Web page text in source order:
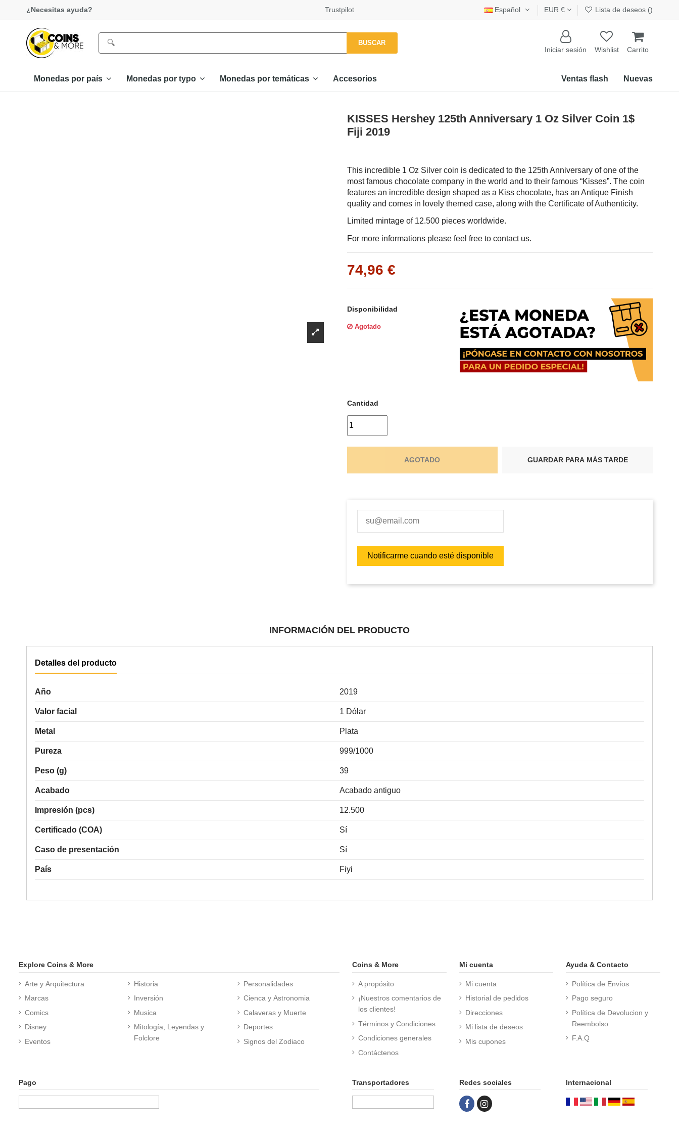
Γ
¿Necesitas ayuda? Trustpilot Español EUR € Lista de deseos ()
BUSCAR
Iniciar sesión Wishlist Carrito
Monedas por país Monedas por typo Monedas por temáticas Accesorios Nuevas
Ventas flash
KISSES Hershey 125th Anniversary 1 Oz Silver Coin 1$
Fiji 2019
This incredible 1 Oz Silver coin is dedicated to the 125th Anniversary of one of the
most famous chocolate company in the world and to their famous “Kisses”. The coin
features an incredible design shaped as a Kiss chocolate, has an Antique Finish
quality and comes in lovely themed case, along with the Certificate of Authenticity.
Limited mintage of 12.500 pieces worldwide.
For more informations please feel free to contact us.
74,96 €
Disponibilidad
Agotado
Cantidad
AGOTADO GUARDAR PARA MÁS TARDE
INFORMACIÓN DEL PRODUCTO
Detalles del producto
Año 2019
Valor facial 1 Dólar
Metal Plata
Pureza 999/1000
Peso (g) 39
Acabado Acabado antiguo
Impresión (pcs) 12.500
Certificado (COA) Sí
Caso de presentación Sí
País Fiyi
Explore Coins & More
Arte y Arquitectura
Marcas
Comics
Disney
Eventos
Historia
Inversión
Musica
Mitología, Leyendas y
Folclore
Personalidades
Cienca y Astronomia
Calaveras y Muerte
Deportes
Signos del Zodiaco
Coins & More
A propósito
¡Nuestros comentarios de
los clientes!
Términos y Condiciones
Condiciones generales
Contáctenos
Mi cuenta
Mi cuenta
Historial de pedidos
Direcciones
Mi lista de deseos
Mis cupones
Ayuda & Contacto
Política de Envíos
Pago seguro
Política de Devolucion y
Reembolso
F.A.Q
Pago Transportadores Redes sociales Internacional